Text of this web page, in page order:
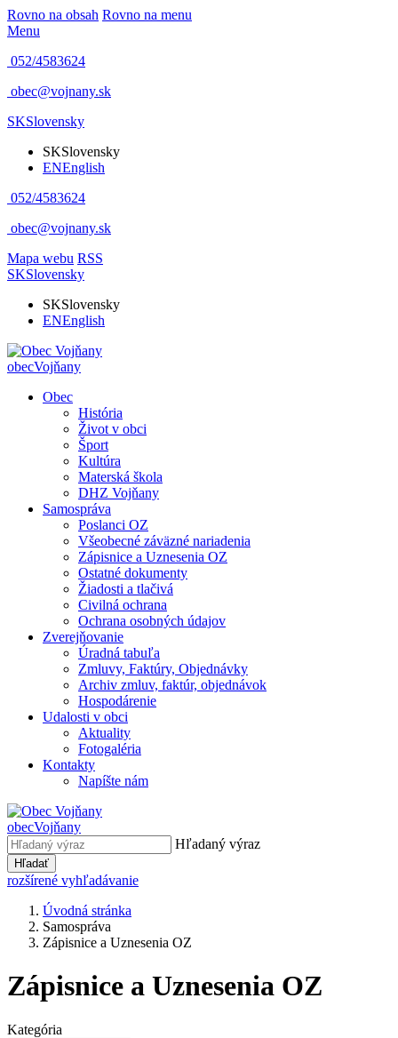
Rovno na obsah Rovno na menu
Menu
052/4583624
obec@vojnany.sk
SKSlovensky
SKSlovensky
ENEnglish
052/4583624
obec@vojnany.sk
Mapa webu RSS
SKSlovensky
SKSlovensky
ENEnglish
obecVojňany
Obec
História
Život v obci
Šport
Kultúra
Materská škola
DHZ Vojňany
Samospráva
Poslanci OZ
Všeobecné záväzné nariadenia
Zápisnice a Uznesenia OZ
Ostatné dokumenty
Žiadosti a tlačivá
Civilná ochrana
Ochrana osobných údajov
Zverejňovanie
Úradná tabuľa
Zmluvy, Faktúry, Objednávky
Archiv zmluv, faktúr, objednávok
Hospodárenie
Udalosti v obci
Aktuality
Fotogaléria
Kontakty
Napíšte nám
obecVojňany
Hľadaný výraz
Hľadať
rozšírené vyhľadávanie
Úvodná stránka
Samospráva
Zápisnice a Uznesenia OZ
Zápisnice a Uznesenia OZ
Kategória